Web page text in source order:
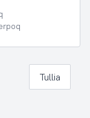
Tullia